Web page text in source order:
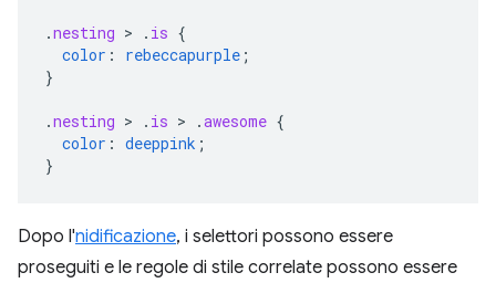
.nesting > . is {
color : rebeccapurple ;
}
.nesting > . is > .awesome {
color : deeppink ;
}
Dopo l'nidificazione, i selettori possono essere
proseguiti e le regole di stile correlate possono essere